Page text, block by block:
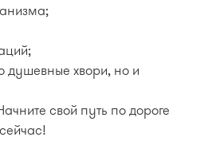
душевные хвори, но и
свой путь по дороге